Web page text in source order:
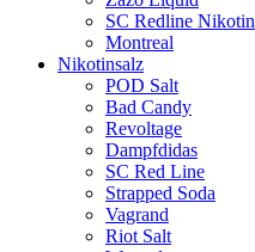
SC Redline Nikotin
Montreal
Nikotinsalz
POD Salt
Bad Candy
Revoltage
Dampfdidas
SC Red Line
Strapped Soda
Vagrand
Riot Salt